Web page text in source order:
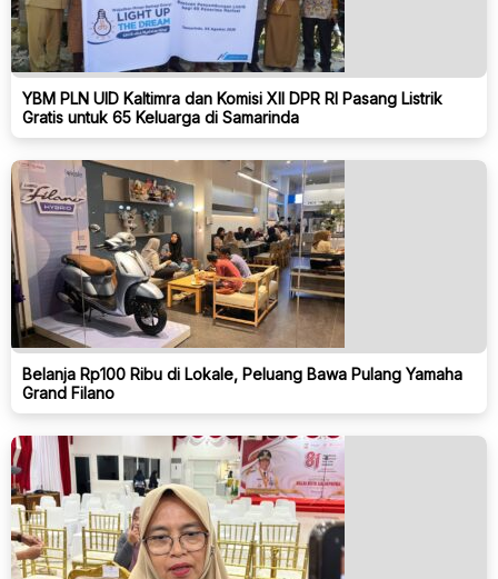
YBM PLN UID Kaltimra dan Komisi XII DPR RI Pasang Listrik
Gratis untuk 65 Keluarga di Samarinda
Belanja Rp100 Ribu di Lokale, Peluang Bawa Pulang Yamaha
Grand Filano